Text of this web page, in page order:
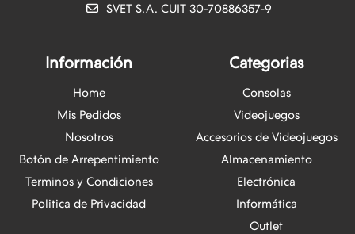
SVET S.A. CUIT 30-70886357-9
Información
Home
Mis Pedidos
Nosotros
Botón de Arrepentimiento
Terminos y Condiciones
Politica de Privacidad
Categorias
Consolas
Videojuegos
Accesorios de Videojuegos
Almacenamiento
Electrónica
Informática
Outlet